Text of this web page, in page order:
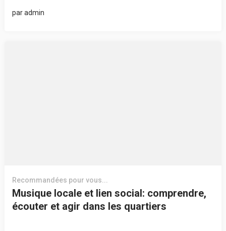
paradmin
Recommandées pour vous...
Musique locale et lien social: comprendre,
écouter et agir dans les quartiers